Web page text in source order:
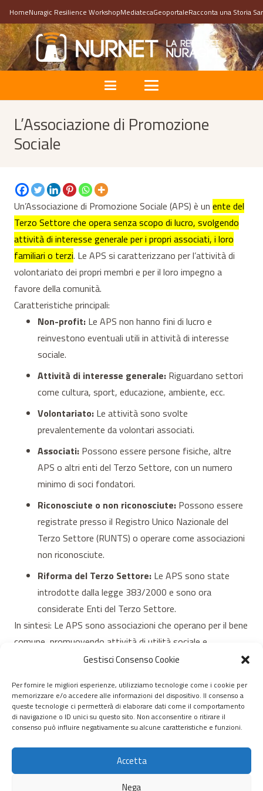
Gestisci Consenso Cookie
Per fornire le migliori esperienze, utilizziamo tecnologie come i cookie per
memorizzare e/o accedere alle informazioni del dispositivo. Il consenso a
queste tecnologie ci permetterà di elaborare dati come il comportamento
di navigazione o ID unici su questo sito. Non acconsentire o ritirare il
consenso può influire negativamente su alcune caratteristiche e funzioni.
Accetta
Nega
HomeNuragic Resilience WorkshopMediatecaGeoportaleRacconta una Storia
L’Associazione di Promozione
Sociale
Un’Associazione di Promozione Sociale (APS) è un ente del
Terzo Settore che opera senza scopo di lucro, svolgendo
attività di interesse generale per i propri associati, i loro
familiari o terzi. Le APS si caratterizzano per l’attività di
volontariato dei propri membri e per il loro impegno a
favore della comunità.
Caratteristiche principali:
Non-profit: Le APS non hanno fini di lucro e
reinvestono eventuali utili in attività di interesse
sociale.
Attività di interesse generale: Riguardano settori
come cultura, sport, educazione, ambiente, ecc.
Volontariato: Le attività sono svolte
prevalentemente da volontari associati.
Associati: Possono essere persone fisiche, altre
APS o altri enti del Terzo Settore, con un numero
minimo di soci fondatori.
Riconosciute o non riconosciute: Possono essere
registrate presso il Registro Unico Nazionale del
Terzo Settore (RUNTS) o operare come associazioni
non riconosciute.
Riforma del Terzo Settore: Le APS sono state
introdotte dalla legge 383/2000 e sono ora
considerate Enti del Terzo Settore.
In sintesi: Le APS sono associazioni che operano per il bene
comune, promuovendo attività di utilità sociale e
coinvolgendo i propri membri in attività di volontariato.
© 2020 – 2026 Nurnet – La rete dei Nuraghi – webdesign:
antoniopalumbo.it
Home